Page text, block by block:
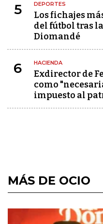
5 DEPORTES
Los fichajes
del fútbol tras
Diomandé
6 HACIENDA
Exdirector de
como
impuesto al
MÁS DE OCIO